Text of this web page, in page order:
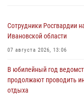
Сотрудники Росгвардии
Ивановской области
07 августа 2026, 13:06
В юбилейный год
продолжают проводить
отдыха